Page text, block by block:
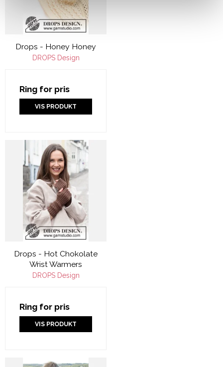
Drops - Honey Honey
DROPS Design
Ring for pris
VIS PRODUKT
Drops - Hot Chokolate
Wrist Warmers
DROPS Design
Ring for pris
VIS PRODUKT